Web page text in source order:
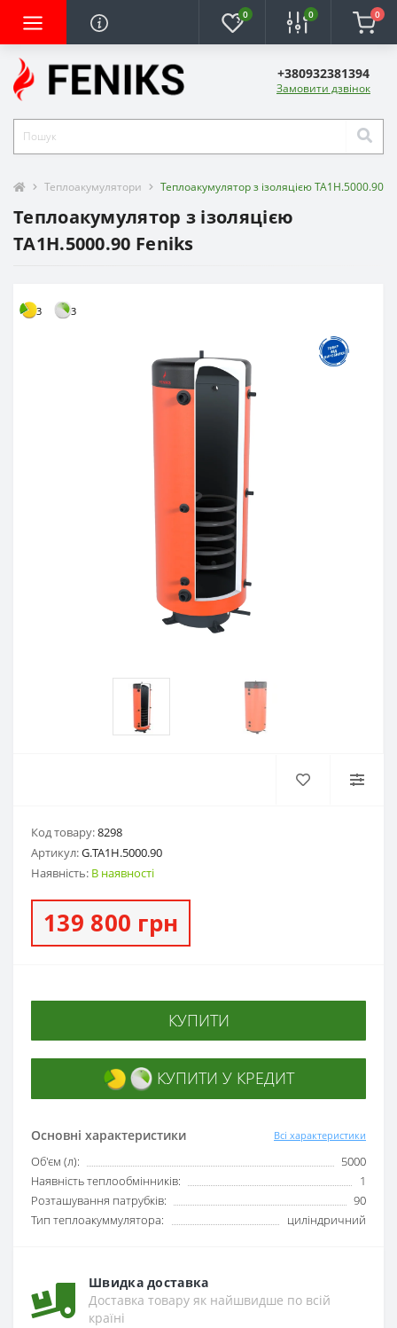
0 0 0
+380932381394
Замовити дзвінок
Теплоакумулятори Теплоакумулятор з ізоляцією ТА1Н.5000.90
Теплоакумулятор з ізоляцією
ТА1Н.5000.90 Feniks
3 3
Код товару:8298
Артикул:G.ТА1Н.5000.90
Наявність: В наявності
139 800 грн
Основні характеристики Всі характеристики
Об'єм (л):
5000
Наявність теплообмінників:
1
Розташування патрубків:
90
Тип теплоакуммулятора:
циліндричний
КУПИТИ
КУПИТИ У КРЕДИТ
Швидка доставка
Доставка товару як найшвидше по всій
країні